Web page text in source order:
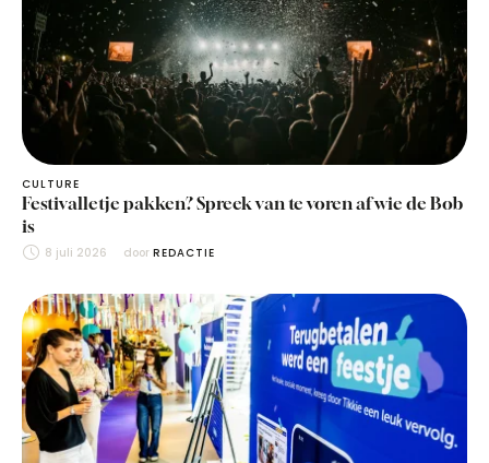
CULTURE
Festivalletje pakken? Spreek van te voren af wie de Bob
is
8 juli 2026 door REDACTIE